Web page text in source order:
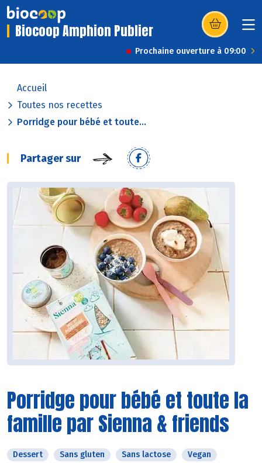
Biocoop Amphion Publier (s’ouvre dans
Prochaine ouverture à 09:00
Accueil
Toutes nos recettes
Porridge pour bébé et toute...
Partager sur
Porridge pour bébé et toute la
famille par Sienna & friends
Dessert Sans gluten Sans lactose
Vegan